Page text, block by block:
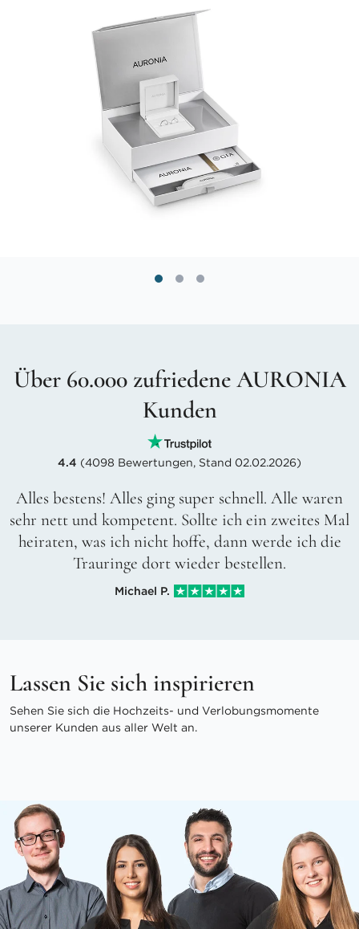
Über 60.000 zufriedene AURONIA
Kunden
4.4 (4098 Bewertungen, Stand 02.02.2026)
Alles bestens! Alles ging super schnell. Alle waren
sehr nett und kompetent. Sollte ich ein zweites Mal
heiraten, was ich nicht hoffe, dann werde ich die
Trauringe dort wieder bestellen.
Michael P.
Lassen Sie sich inspirieren
Sehen Sie sich die Hochzeits- und Verlobungsmomente
unserer Kunden aus aller Welt an.